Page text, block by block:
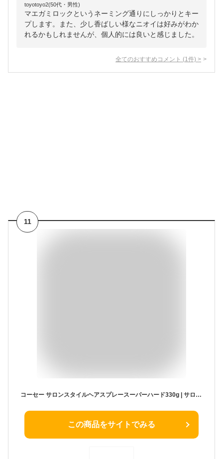
toyotoyo2(50代・男性)
マエガミロックというネーミング通りにしっかりとキー
プします。また、少し香ばしい様なニオイは好みがわか
れるかもしれませんが、個人的には良いと感じました。
全てのおすすめコメント (1 件) >
11
コーセー サロンスタイルヘアスプレースーパーハード330g | サロンスタイル ヘアスプレー スーパーハード スタイリング キープ ヘアセット まとめ髪 前髪 アレンジ 無香料
この商品をサイトでみる